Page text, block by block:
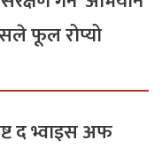
फूल रोप्यो
द भ्वाइस अफ